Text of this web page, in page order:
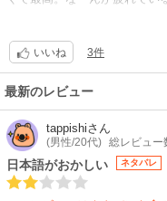
す。3巻からロボの操縦士に
いいね 3件
最新のレビュー
tappishiさん
(男性/20代) 総レビュー
日本語がおかしい ネタバレ